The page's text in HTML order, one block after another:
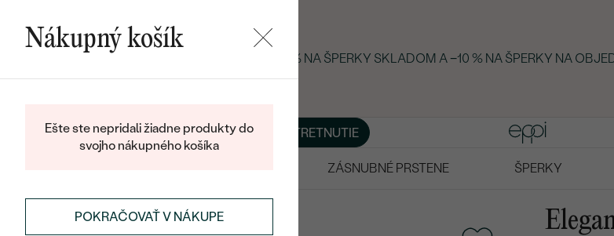
LETNÝ BLACK FRIDAY: −25 % NA ŠPERKY SKLADOM A −10 % NA ŠPERKY NA
BLOGŠPERKY NA MIERU DOHODNÚŤ STRETNUTIE
ZÁSNUBNÉ PRSTENE ŠPERKY
NÁUŠNICEMINIMALISTICKÉ NÁUŠNICE
Nákupný košík
Ešte ste nepridali žiadne produkty do
svojho nákupného košíka
POKRAČOVAŤ V NÁKUPE